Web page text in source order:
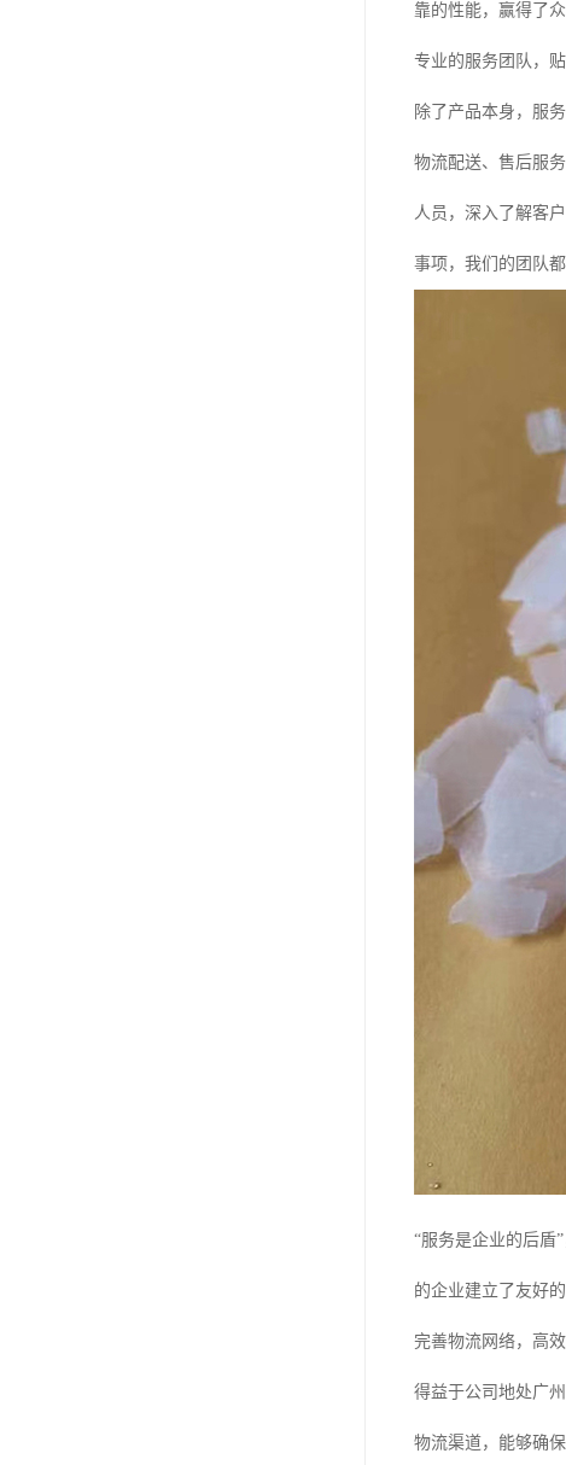
靠的性能，赢得了
专业的服务团队，
除了产品本身，服
物流配送、售后服
人员，深入了解客
事项，我们的团队
“服务是企业的后盾
的企业建立了友好
完善物流网络，高
得益于公司地处广
物流渠道，能够确